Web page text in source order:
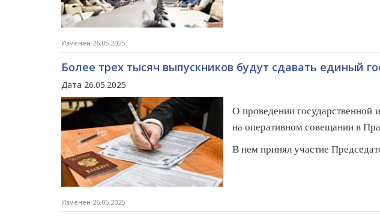
Изменен 26.05.2025
Более трех тысяч выпускников будут сдавать единый
Дата 26.05.2025
О проведении государственной
на оперативном совещании в
В нем принял участие
Изменен 26.05.2025